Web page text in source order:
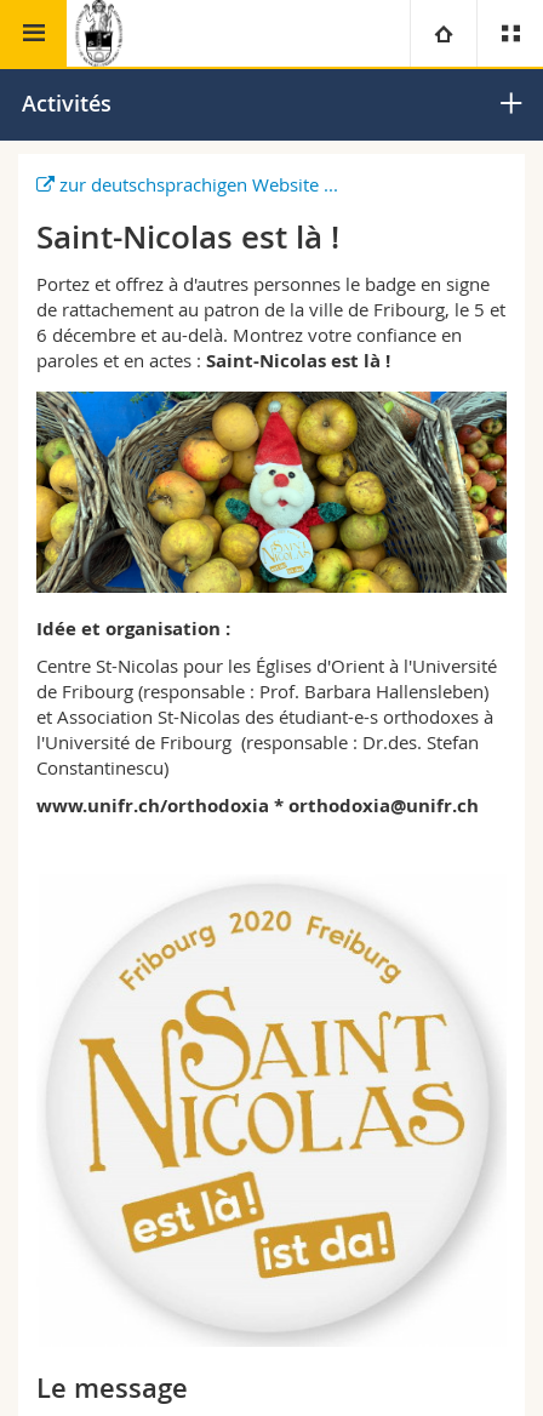
Université
Campus
Recherche
Université
Formation continue
Théologie
Droit
Sciences économiques et sociales et management
Lettres et sciences humaines
Sciences de l'éducation et de la formation
Sciences et médecine
Interfacultaire
Vous êtes
Futurs étudiants
Etudiants
Médias
Chercheurs
Collaborateurs
Doctorants
Ressources
Annuaire du personnel
Plan d'accès
Bibliothèques
Webmail
Programme des cours
MyUnifr
Faculté de théologie Centre d'études des Églises d'Orient
Activités
zur deutschsprachigen Website ...
Saint-Nicolas est là !
Portez et offrez à d'autres personnes le badge en signe
de rattachement au patron de la ville de Fribourg, le 5 et
6 décembre et au-delà. Montrez votre confiance en
paroles et en actes : Saint-Nicolas est là !
Idée et organisation :
Centre St-Nicolas pour les Églises d'Orient à l'Université
de Fribourg (responsable : Prof. Barbara Hallensleben)
et Association St-Nicolas des étudiant-e-s orthodoxes à
l'Université de Fribourg (responsable : Dr.des. Stefan
Constantinescu)
www.unifr.ch/orthodoxia *orthodoxia@unifr.ch
Le message